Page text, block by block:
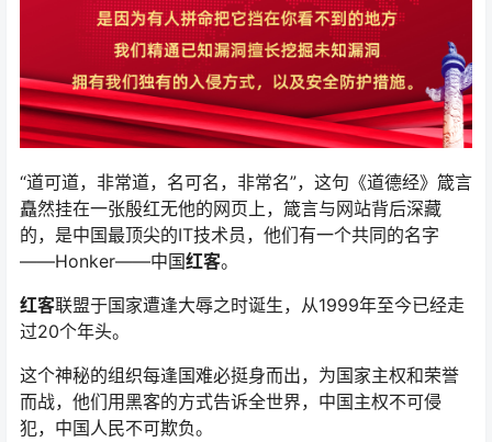
“道可道，非常道，名可名，非常名”，这句《道德经》箴言
矗然挂在一张殷红无他的网页上，箴言与网站背后深藏
的，是中国最顶尖的IT技术员，他们有一个共同的名字
——Honker——中国红客。
红客联盟于国家遭逢大辱之时诞生，从1999年至今已经走
过20个年头。
这个神秘的组织每逢国难必挺身而出，为国家主权和荣誉
而战，他们用黑客的方式告诉全世界，中国主权不可侵
犯，中国人民不可欺负。